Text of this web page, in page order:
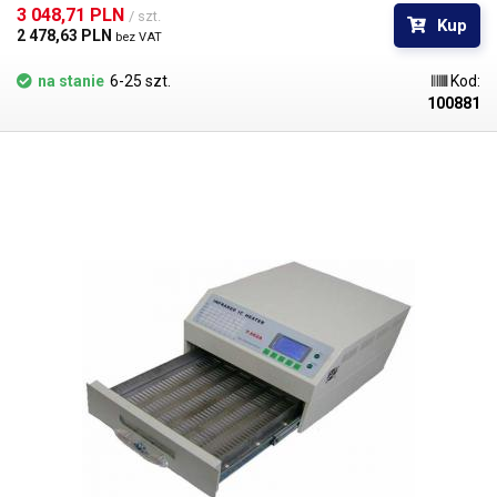
podgrzewania i ponownego rozpływu stopu lutowniczego w celu
utworzenia połączeń lutowanych. Po nałożeniu pasty lutowniczej i
osadzeniu komponentów na płytce drukowanej, złącza lutownicze są
formowane poprzez podgrzanie zespołu dzięki energii cieplnej
promieniowania padającego na punkty lutownicze i ich otoczenie.
3 048,71 PLN / szt.
2 478,63 PLN bez VAT
Kup
na stanie 6-25 szt.
Kod:
100881